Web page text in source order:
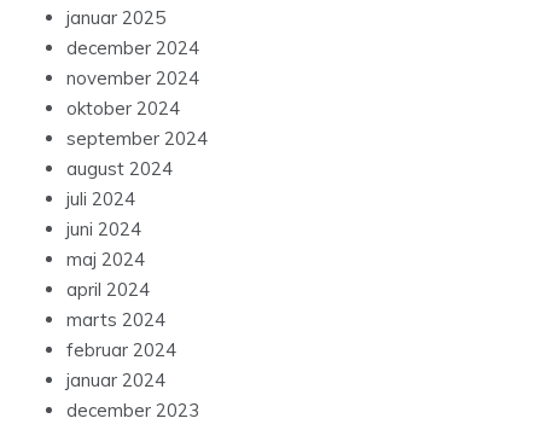
januar 2025
december 2024
november 2024
oktober 2024
september 2024
august 2024
juli 2024
juni 2024
maj 2024
april 2024
marts 2024
februar 2024
januar 2024
december 2023